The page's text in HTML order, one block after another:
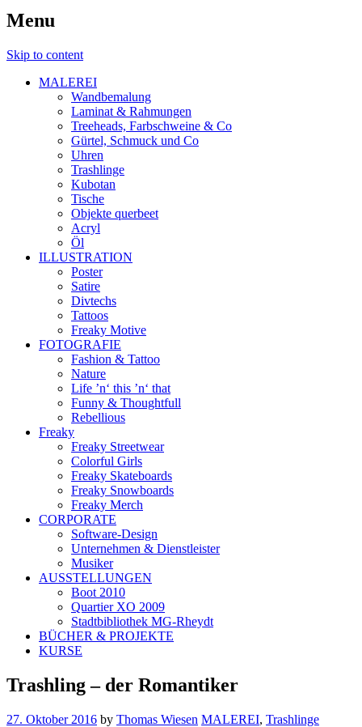
Menu
Skip to content
MALEREI
Wandbemalung
Laminat & Rahmungen
Treeheads, Farbschweine & Co
Gürtel, Schmuck und Co
Uhren
Trashlinge
Kubotan
Tische
Objekte querbeet
Acryl
Öl
ILLUSTRATION
Poster
Satire
Divtechs
Tattoos
Freaky Motive
FOTOGRAFIE
Fashion & Tattoo
Nature
Life ’n‘ this ’n‘ that
Funny & Thoughtfull
Rebellious
Freaky
Freaky Streetwear
Colorful Girls
Freaky Skateboards
Freaky Snowboards
Freaky Merch
CORPORATE
Software-Design
Unternehmen & Dienstleister
Musiker
AUSSTELLUNGEN
Boot 2010
Quartier XO 2009
Stadtbibliothek MG-Rheydt
BÜCHER & PROJEKTE
KURSE
Trashling – der Romantiker
27. Oktober 2016 by Thomas Wiesen MALEREI, Trashlinge